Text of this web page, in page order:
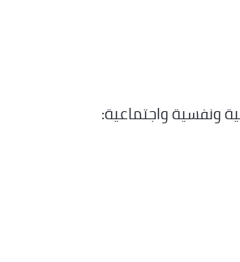
ونفسية واجتماعية: